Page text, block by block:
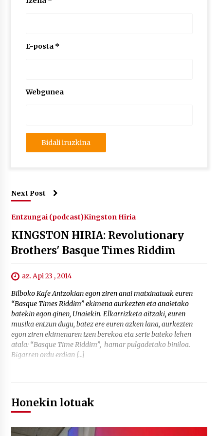
E-posta *
Webgunea
Next Post
Entzungai (podcast)Kingston Hiria
KINGSTON HIRIA: Revolutionary
Brothers' Basque Times Riddim
az. Api 23 , 2014
Bilboko Kafe Antzokian egon ziren anai matxinatuak euren
“Basque Times Riddim” ekimena aurkezten eta anaietako
batekin egon ginen, Unaiekin. Elkarrizketa aitzaki, euren
musika entzun dugu, batez ere euren azken lana, aurkezten
egon ziren ekimenaren izen berekoa eta serie bateko lehen
atala: “Basque Time Riddim”, hamar pulgadetako biniloa.
Bigarren ordu erdian […]
Honekin lotuak